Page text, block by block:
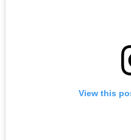
View this